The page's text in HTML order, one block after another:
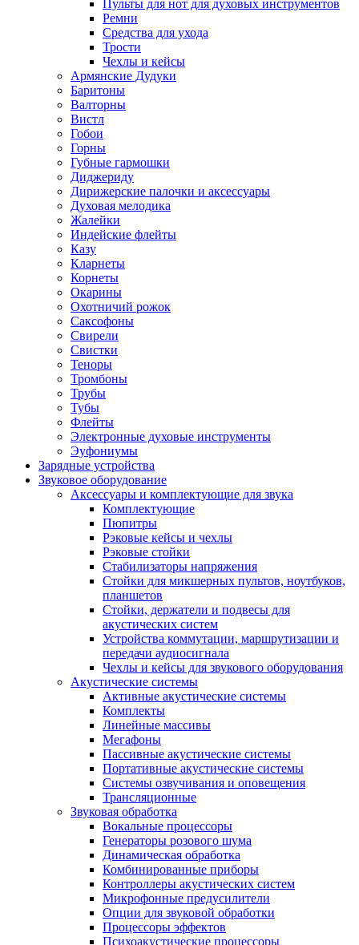
Пульты для нот для духовых инструментов
Ремни
Средства для ухода
Трости
Чехлы и кейсы
Армянские Дудуки
Баритоны
Валторны
Вистл
Гобои
Горны
Губные гармошки
Диджериду
Дирижерские палочки и аксессуары
Духовая мелодика
Жалейки
Индейские флейты
Казу
Кларнеты
Корнеты
Окарины
Охотничий рожок
Саксофоны
Свирели
Свистки
Теноры
Тромбоны
Трубы
Тубы
Флейты
Электронные духовые инструменты
Эуфониумы
Зарядные устройства
Звуковое оборудование
Аксессуары и комплектующие для звука
Комплектующие
Пюпитры
Рэковые кейсы и чехлы
Рэковые стойки
Стабилизаторы напряжения
Стойки для микшерных пультов, ноутбуков,
планшетов
Стойки, держатели и подвесы для
акустических систем
Устройства коммутации, маршрутизации и
передачи аудиосигнала
Чехлы и кейсы для звукового оборудования
Акустические системы
Активные акустические системы
Комплекты
Линейные массивы
Мегафоны
Пассивные акустические системы
Портативные акустические системы
Системы озвучивания и оповещения
Трансляционные
Звуковая обработка
Вокальные процессоры
Генераторы розового шума
Динамическая обработка
Комбинированные приборы
Контроллеры акустических систем
Микрофонные предусилители
Опции для звуковой обработки
Процессоры эффектов
Психоакустические процессоры